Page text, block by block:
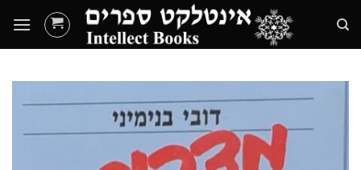
content